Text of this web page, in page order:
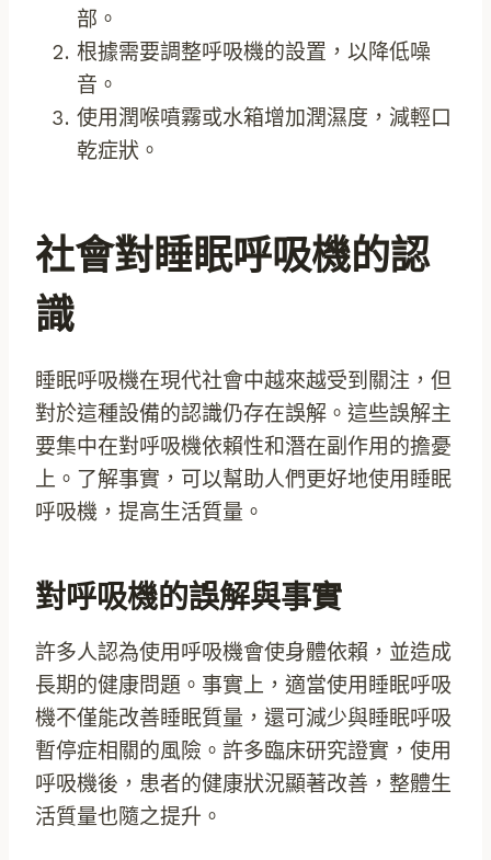
部。
根據需要調整呼吸機的設置，以降低噪
音。
使用潤喉噴霧或水箱增加潤濕度，減輕口
乾症狀。
社會對睡眠呼吸機的認
識
睡眠呼吸機在現代社會中越來越受到關注，但
對於這種設備的認識仍存在誤解。這些誤解主
要集中在對呼吸機依賴性和潛在副作用的擔憂
上。了解事實，可以幫助人們更好地使用睡眠
呼吸機，提高生活質量。
對呼吸機的誤解與事實
許多人認為使用呼吸機會使身體依賴，並造成
長期的健康問題。事實上，適當使用睡眠呼吸
機不僅能改善睡眠質量，還可減少與睡眠呼吸
暫停症相關的風險。許多臨床研究證實，使用
呼吸機後，患者的健康狀況顯著改善，整體生
活質量也隨之提升。